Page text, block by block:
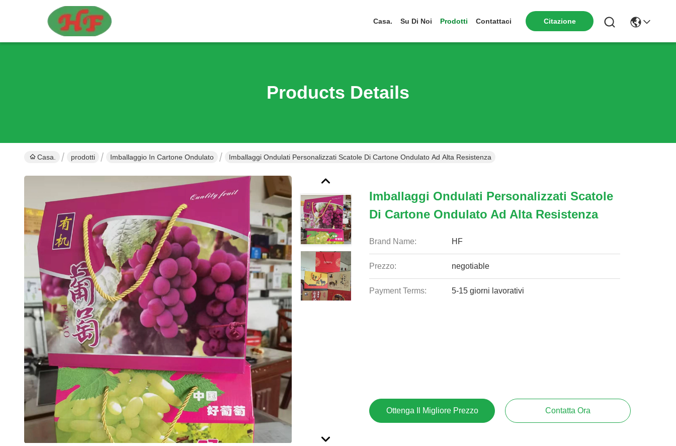
Casa. Su Di Noi Prodotti Contattaci Citazione
Products Details
Casa. prodotti Imballaggio In Cartone Ondulato Imballaggi Ondulati Personalizzati Scatole Di Cartone Ondulato Ad Alta Resistenza
Imballaggi Ondulati Personalizzati Scatole
Di Cartone Ondulato Ad Alta Resistenza
Brand Name: HF
Prezzo: negotiable
Payment Terms: 5-15 giorni lavorativi
Ottenga Il Migliore Prezzo Contatta Ora